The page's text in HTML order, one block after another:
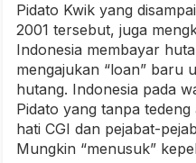
Pidato Kwik yang
2001 tersebut, juga
Indonesia membayar
mengajukan “loan” baru
hutang. Indonesia pada
Pidato yang tanpa
hati CGI dan pejabat-
Mungkin “menusuk”